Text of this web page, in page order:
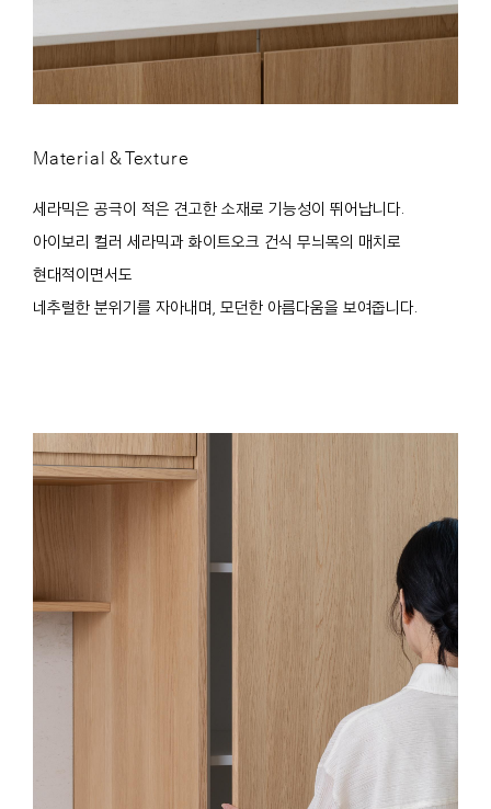
Material & Texture
세라믹은 공극이 적은 견고한 소재로 기능성이 뛰어납니다.
아이보리 컬러 세라믹과 화이트오크 건식 무늬목의 매치로
현대적이면서도
네추럴한 분위기를 자아내며, 모던한 아름다움을 보여줍니다.